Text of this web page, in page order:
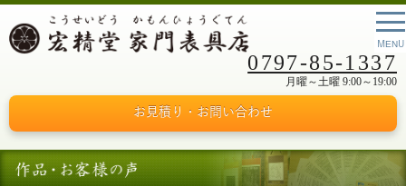
0797-85-1337
月曜～土曜 9:00～19:00
お見積り・お問い合わせ